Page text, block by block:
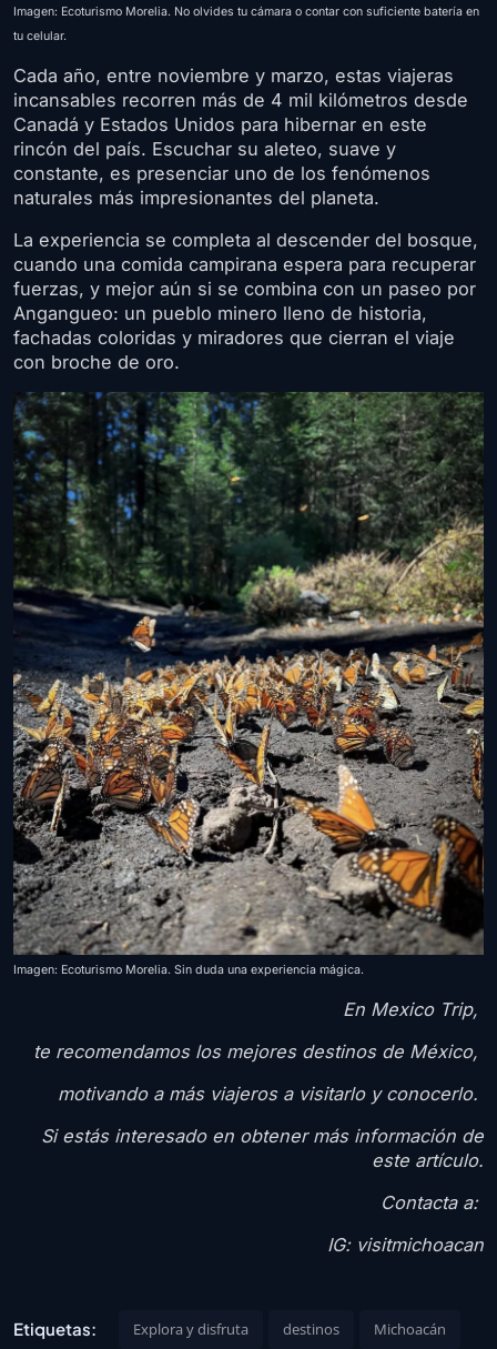
Imagen: Ecoturismo Morelia. No olvides tu cámara o contar con suficiente batería en
tu celular.
Cada año, entre noviembre y marzo, estas viajeras
incansables recorren más de 4 mil kilómetros desde
Canadá y Estados Unidos para hibernar en este
rincón del país. Escuchar su aleteo, suave y
constante, es presenciar uno de los fenómenos
naturales más impresionantes del planeta.
La experiencia se completa al descender del bosque,
cuando una comida campirana espera para recuperar
fuerzas, y mejor aún si se combina con un paseo por
Angangueo: un pueblo minero lleno de historia,
fachadas coloridas y miradores que cierran el viaje
con broche de oro.
Imagen: Ecoturismo Morelia. Sin duda una experiencia mágica.
En Mexico Trip,
te recomendamos los mejores destinos de México,
motivando a más viajeros a visitarlo y conocerlo.
Si estás interesado en obtener más información de
este artículo.
Contacta a:
IG: visitmichoacan
Etiquetas: Explora y disfruta destinos Michoacán